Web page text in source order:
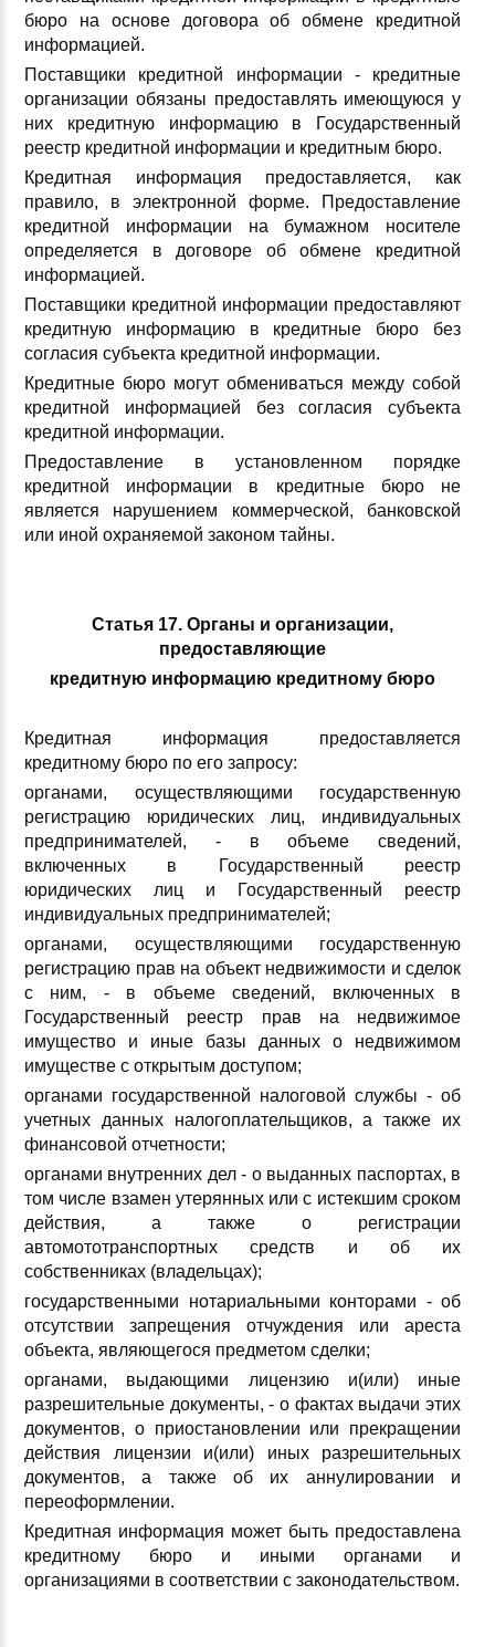
бюро на основе договора об обмене кредитной
информацией.
Поставщики кредитной информации - кредитные
организации обязаны предоставлять имеющуюся у
них кредитную информацию в Государственный
реестр кредитной информации и кредитным бюро.
Кредитная информация предоставляется, как
правило, в электронной форме. Предоставление
кредитной информации на бумажном носителе
определяется в договоре об обмене кредитной
информацией.
Поставщики кредитной информации предоставляют
кредитную информацию в кредитные бюро без
согласия субъекта кредитной информации.
Кредитные бюро могут обмениваться между собой
кредитной информацией без согласия субъекта
кредитной информации.
Предоставление в установленном порядке
кредитной информации в кредитные бюро не
является нарушением коммерческой, банковской
или иной охраняемой законом тайны.
Статья 17. Органы и организации,
предоставляющие
кредитную информацию кредитному бюро
Кредитная информация предоставляется
кредитному бюро по его запросу:
органами, осуществляющими государственную
регистрацию юридических лиц, индивидуальных
предпринимателей, - в объеме сведений,
включенных в Государственный реестр
юридических лиц и Государственный реестр
индивидуальных предпринимателей;
органами, осуществляющими государственную
регистрацию прав на объект недвижимости и сделок
с ним, - в объеме сведений, включенных в
Государственный реестр прав на недвижимое
имущество и иные базы данных о недвижимом
имуществе с открытым доступом;
органами государственной налоговой службы - об
учетных данных налогоплательщиков, а также их
финансовой отчетности;
органами внутренних дел - о выданных паспортах, в
том числе взамен утерянных или с истекшим сроком
действия, а также о регистрации
автомототранспортных средств и об их
собственниках (владельцах);
государственными нотариальными конторами - об
отсутствии запрещения отчуждения или ареста
объекта, являющегося предметом сделки;
органами, выдающими лицензию и(или) иные
разрешительные документы, - о фактах выдачи этих
документов, о приостановлении или прекращении
действия лицензии и(или) иных разрешительных
документов, а также об их аннулировании и
переоформлении.
Кредитная информация может быть предоставлена
кредитному бюро и иными органами и
организациями в соответствии с законодательством.